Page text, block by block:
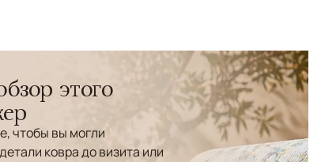
этого
чтобы вы могли
ковра до визита или